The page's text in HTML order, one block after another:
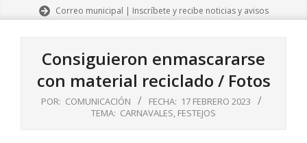
Correo municipal | Inscríbete y recibe noticias y avisos
Consiguieron enmascararse
con material reciclado / Fotos
POR: COMUNICACIÓN FECHA: 17 FEBRERO 2023
TEMA: CARNAVALES, FESTEJOS